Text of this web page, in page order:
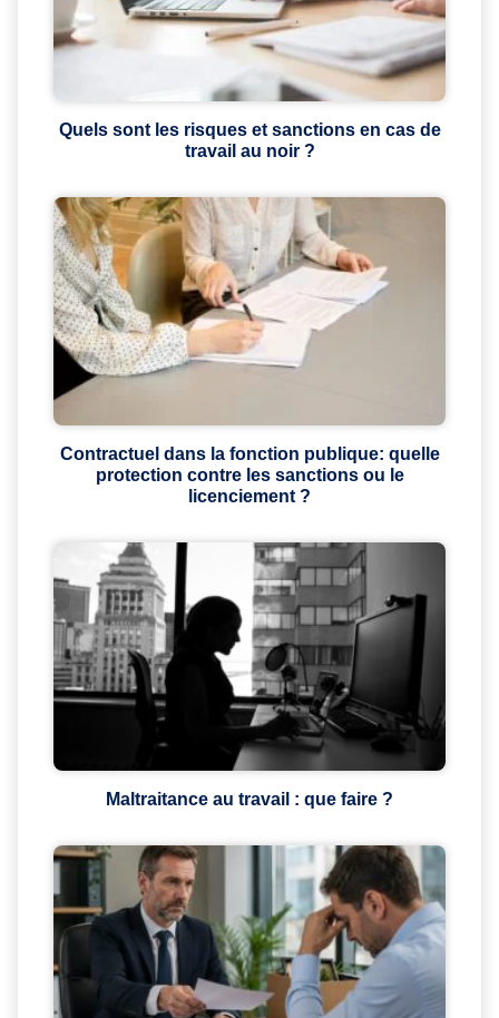
Quels sont les risques et sanctions en cas de
travail au noir ?
Contractuel dans la fonction publique: quelle
protection contre les sanctions ou le
licenciement ?
Maltraitance au travail : que faire ?